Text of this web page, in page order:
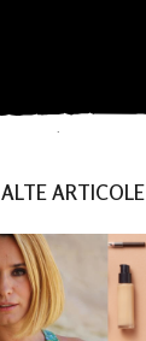
ALTE ARTICOLE